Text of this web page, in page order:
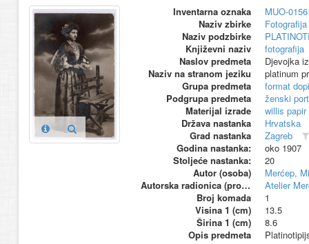
Inventarna oznaka
MUO-
Naziv zbirke
Naziv podzbirke
Književni naziv
fotografija
Naslov predmeta
Djevojka
Naziv na stranom jeziku
platinum
Grupa predmeta
format
Podgrupa predmeta
ženski
Materijal izrade
willis papir
Država nastanka
Hrvatska
Grad nastanka
Zagreb
Godina nastanka:
oko 1907
Stoljeće nastanka:
20
Autor (osoba)
Merćep,
Autorska radionica (proizvođač)
Atelier
Broj komada
1
Visina 1 (cm)
13.5
Širina 1 (cm)
8.6
Opis predmeta